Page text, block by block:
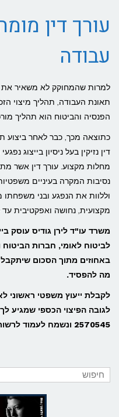
עורך דין
עבודה
למרות שהמחוקק לא משאיר
תאונת העבודה, תהליך מיצוי
הפנסיה והביטוח הוא תהליך
כתוצאה מכך, כבר לאחר ביצוע
דין נזיקין בעל ניסיון בייצוג
מחלות מקצוע. עורך דין אשר
נסיבות המקרה בעיניים
וללוות את הנפגע ובני משפחתו
מקצועית, נחושה ואפקטיבית עד
משרד עו"ד לירן גודיס עוסק
לביטוח לאומי, חברות
באחוזים מתוך הסכום
מה להפסיד.
לקבלת ייעוץ משפטי ראשוני
2570545 ונשמח לעמוד לרשותך.